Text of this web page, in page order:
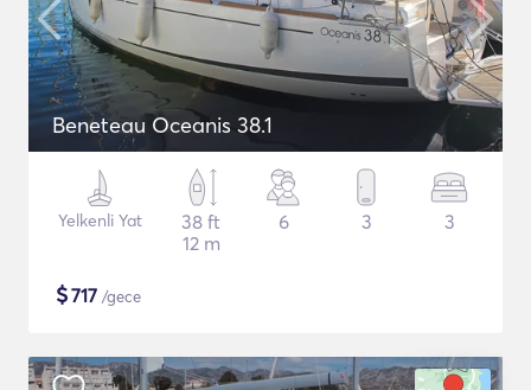
Beneteau Oceanis 38.1
Yelkenli Yat
38 ft
12 m
6 3 3
$717 /gece